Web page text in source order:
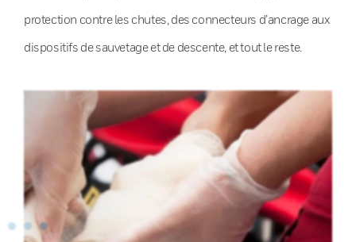
protection contre les chutes, des connecteurs d’ancrage aux
dispositifs de sauvetage et de descente, et tout le reste.